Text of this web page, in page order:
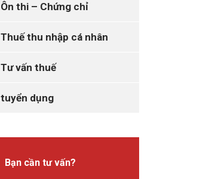
Ôn thi – Chứng chỉ
Thuế thu nhập cá nhân
Tư vấn thuế
tuyển dụng
Bạn cần tư vấn?